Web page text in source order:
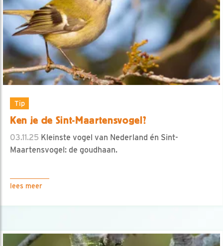
Tip
Ken je de Sint-Maartensvogel?
03.11.25 Kleinste vogel van Nederland én Sint-
Maartensvogel: de goudhaan.
lees meer